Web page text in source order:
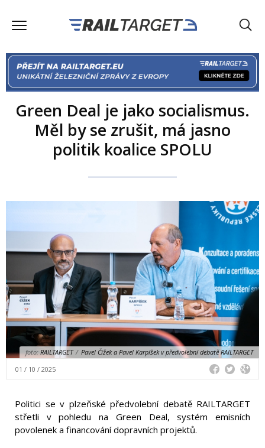
Green Deal je jako socialismus.
Měl by se zrušit, má jasno
politik koalice SPOLU
foto: RAILTARGET / Pavel Čížek a Pavel Karpíšek v předvolební debatě RAILTARGET
01 / 10 / 2025
Politici se v plzeňské předvolební debatě RAILTARGET
střetli v pohledu na Green Deal, systém emisních
povolenek a financování dopravních projektů.